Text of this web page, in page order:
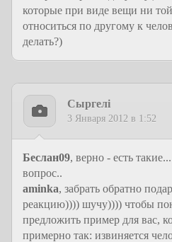
которые при виде вещи ни
относиться по другому к
делать?)
Сыргелi
3 Января 2012 в 1:52
Беслан09, верно - есть
вопрос..
aminka, забрать обратно
реакцию)))) шучу)))) чтобы
предложить пример для вас,
примерно так: извиняется